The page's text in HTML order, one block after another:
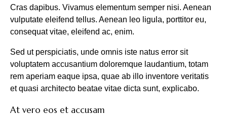
Cras dapibus. Vivamus elementum semper nisi. Aenean
vulputate eleifend tellus. Aenean leo ligula, porttitor eu,
consequat vitae, eleifend ac, enim.
Sed ut perspiciatis, unde omnis iste natus error sit
voluptatem accusantium doloremque laudantium, totam
rem aperiam eaque ipsa, quae ab illo inventore veritatis
et quasi architecto beatae vitae dicta sunt, explicabo.
At vero eos et accusam